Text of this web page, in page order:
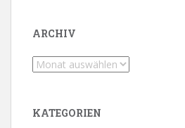
ARCHIV
Archiv
KATEGORIEN